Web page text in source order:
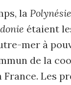
la
étaient
mer à
de la
Les